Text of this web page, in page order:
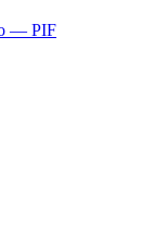
— PIF